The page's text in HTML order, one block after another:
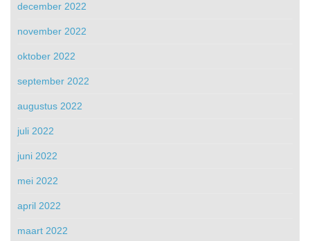
december 2022
november 2022
oktober 2022
september 2022
augustus 2022
juli 2022
juni 2022
mei 2022
april 2022
maart 2022